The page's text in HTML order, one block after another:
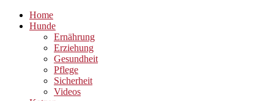
Home
Hunde
Ernährung
Erziehung
Gesundheit
Pflege
Sicherheit
Videos